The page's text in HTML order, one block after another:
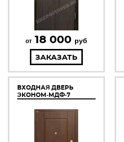
от 18 000 руб
ЗАКАЗАТЬ
ВХОДНАЯ ДВЕРЬ
ЭКОНОМ-МДФ-7